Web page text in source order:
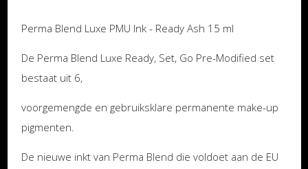
Perma Blend Luxe PMU Ink - Ready Ash 15 ml
De Perma Blend Luxe Ready, Set, Go Pre-Modified set
bestaat uit 6,
voorgemengde en gebruiksklare permanente make-up
pigmenten.
De nieuwe inkt van Perma Blend die voldoet aan de EU